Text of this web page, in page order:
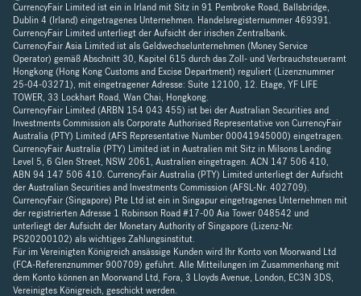
CurrencyFair Limited ist ein in Irland mit Sitz in 91 Pembroke Road, Ballsbridge,
Dublin 4 (Irland) eingetragenes Unternehmen. Handelsregisternummer 469391.
CurrencyFair Limited unterliegt der Aufsicht der irischen Zentralbank.
CurrencyFair Asia Limited ist als Geldwechselunternehmen (Money Service
Operator) gemäß Abschnitt 30, Kapitel 615 durch das Zoll- und Verbrauchsteueramt
Hongkong (Hong Kong Customs and Excise Department) reguliert (Lizenznummer
25-04-03271), mit eingetragener Adresse: Suite 12100, 12. Etage, YF LIFE
TOWER, 33 Lockhart Road, Wan Chai, Hongkong.
CurrencyFair Limited (ARBN 154 043 455) ist bei der Australian Securities and
Investments Commission als Corporate Authorised Representative von CurrencyFair
Australia (PTY) Limited (AFS Representative Number 00041945000) eingetragen.
CurrencyFair Australia (PTY) Limited ist in Australien mit Sitz in Milsons Landing
Level 5, 6 Glen Street, NSW 2061, Australien eingetragen. ACN 147 506 410,
ABN 94 147 506 410. CurrencyFair Australia (PTY) Limited unterliegt der Aufsicht
der Australian Securities and Investments Commission (AFSL-Nr. 402709).
CurrencyFair (Singapore) Pte Ltd ist ein in Singapur eingetragenes Unternehmen mit
der registrierten Adresse 1 Robinson Road #17-00 Aia Tower 048542 und
unterliegt der Aufsicht der Monetary Authority of Singapore (Lizenz-Nr.
PS20200102) als wichtiges Zahlungsinstitut.
Für im Vereinigten Königreich ansässige Kunden wird Ihr Konto von Moorwand Ltd
(FCA-Referenznummer 900709) geführt. Alle Mitteilungen im Zusammenhang mit
dem Konto können an Moorwand Ltd, Fora, 3 Lloyds Avenue, London, EC3N 3DS,
Vereinigtes Königreich, geschickt werden.